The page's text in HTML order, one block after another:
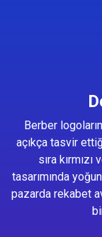
Berber
açıkça tasvir
sıra
tasarımında
pazarda rekabet